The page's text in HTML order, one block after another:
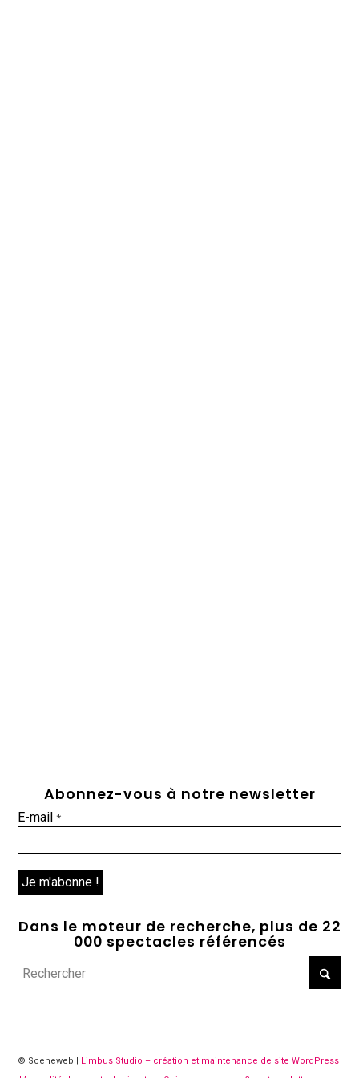
Abonnez-vous à notre newsletter
E-mail*
Dans le moteur de recherche, plus de 22
000 spectacles référencés
© Sceneweb | Limbus Studio – création et maintenance de site WordPress